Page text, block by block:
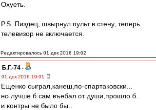
Охуеть.
P.S. Пиздец, швырнул пульт в стену, теперь
телевизор не включается.
Редактировалось 01 дек 2016 19:02
Б.Г.-74 -
01 дек 2016 19:01
Ещенко сыграл,канеш,по-спартаковски...
но лучше б сам въeбaл от души,прошло б..
и контры не было бы..